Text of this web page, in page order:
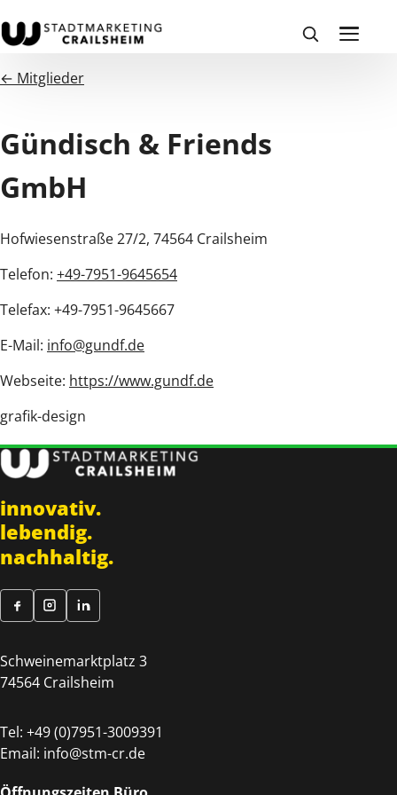
← Mitglieder
Gündisch & Friends
GmbH
Hofwiesenstraße 27/2, 74564 Crailsheim
Telefon: +49-7951-9645654
Telefax: +49-7951-9645667
E-Mail: info@gundf.de
Webseite: https://www.gundf.de
grafik-design
innovativ.
lebendig.
nachhaltig.
Schweinemarktplatz 3
74564 Crailsheim
Tel: +49 (0)7951-3009391
Email: info@stm-cr.de